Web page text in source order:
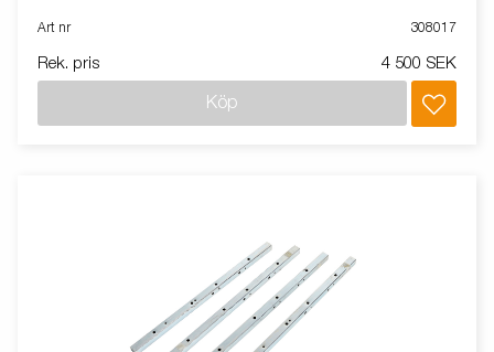
Art nr 308017
Rek. pris 4 500 SEK
Köp